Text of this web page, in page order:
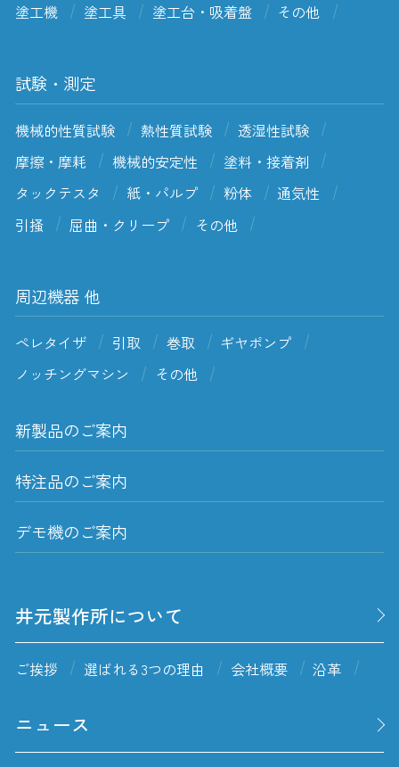
塗工機 塗工具 塗工台・吸着盤 その他
試験・測定
機械的性質試験 熱性質試験
透湿性試験
摩擦・摩耗
機械的安定性
塗料・接着剤
タックテスタ
紙・パルプ 粉体
通気性
引掻
屈曲・クリープ その他
周辺機器 他
ペレタイザ 引取 巻取
ギヤポンプ
ノッチングマシン
その他
新製品のご案内
特注品のご案内
デモ機のご案内
井元製作所について
ご挨拶 選ばれる3つの理由 会社概要 沿革
ニュース